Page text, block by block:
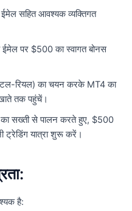
सहित आवश्यक व्यक्तिगत
पर $500 का स्वागत बोनस
रियल) का चयन करके MT4 का
तक पहुंचें।
का सख्ती से पालन करते हुए, $500
ट्रेडिंग यात्रा शुरू करें।
है: